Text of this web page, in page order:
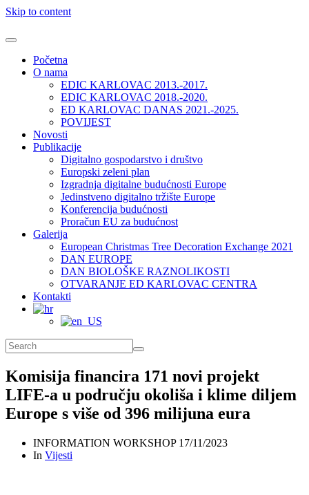
Skip to content
Početna
O nama
EDIC KARLOVAC 2013.-2017.
EDIC KARLOVAC 2018.-2020.
ED KARLOVAC DANAS 2021.-2025.
POVIJEST
Novosti
Publikacije
Digitalno gospodarstvo i društvo
Europski zeleni plan
Izgradnja digitalne budućnosti Europe
Jedinstveno digitalno tržište Europe
Konferencija budućnosti
Proračun EU za budućnost
Galerija
European Christmas Tree Decoration Exchange 2021
DAN EUROPE
DAN BIOLOŠKE RAZNOLIKOSTI
OTVARANJE ED KARLOVAC CENTRA
Kontakti
Komisija financira 171 novi projekt
LIFE-a u području okoliša i klime diljem
Europe s više od 396 milijuna eura
INFORMATION WORKSHOP 17/11/2023
In Vijesti